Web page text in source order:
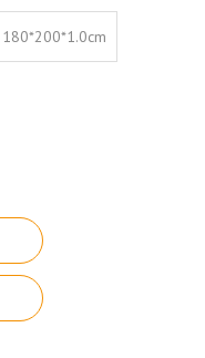
180*200*1.0cm